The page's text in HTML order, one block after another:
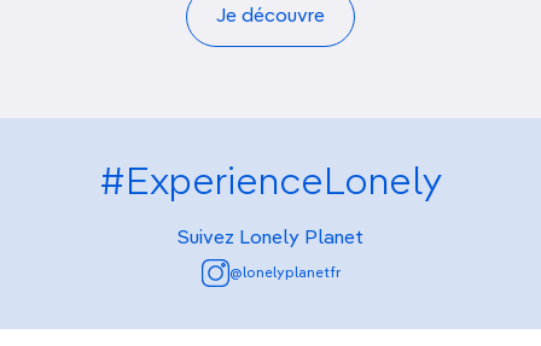
Je découvre
#ExperienceLonely
Suivez Lonely Planet
@lonelyplanetfr